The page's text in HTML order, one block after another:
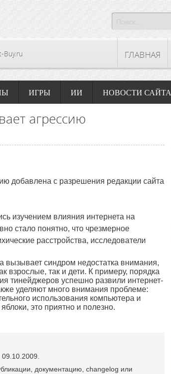
Buy.ru ГЛАВНАЯ
ИГРЫ ИИ НОВОСТИ САЙТА
агрессию
добавлена с разрешения редакции сайта
изучением влияния интернета на
стало понятно, что чрезмерное
расстройства, исследователи
вызывает синдром недостатка внимания,
так и дети. К примеру, порядка
тинейджеров успешно развили интернет-
уделяют много внимания проблеме:
использования компьютера и
это приятно и полезно.
09.10.2009.
документацию, changelog или